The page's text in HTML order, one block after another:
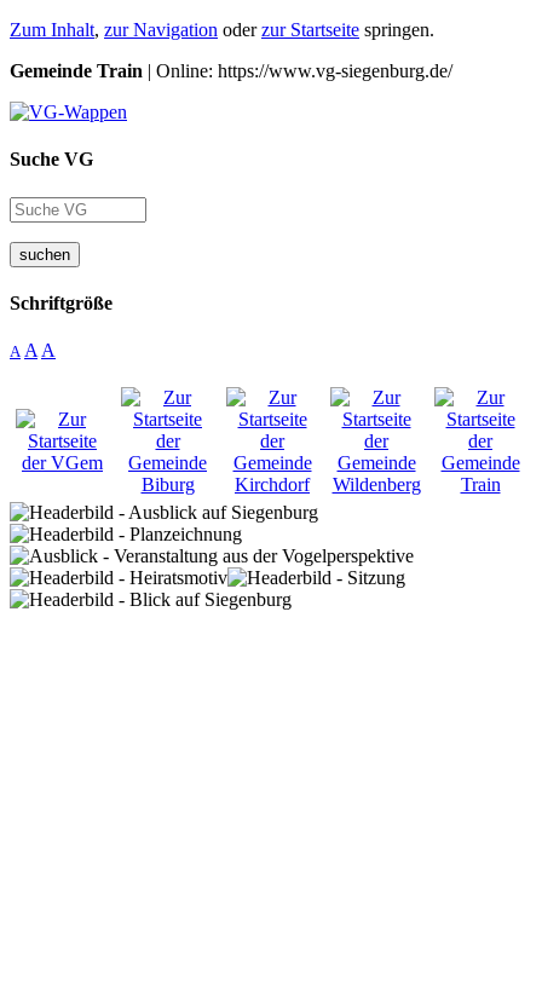
Zum Inhalt, zur Navigation oderzur Startseite springen.
Gemeinde Train | Online: https://www.vg-siegenburg.de/
Suche VG
suchen
Schriftgröße
A A A